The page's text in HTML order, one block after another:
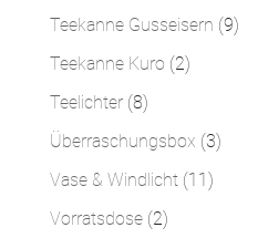
Produkte
Teekanne Gusseisern 99
Teekanne Kuro 22
Teelichter 88
Produkte
Überraschungsbox 33
Vase & Windlicht 1111
Vorratsdose 22